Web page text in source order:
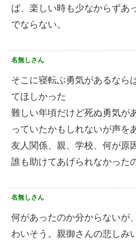
ば、楽しい時も少なからずあ
でならない。
名無しさん
そこに寝転ぶ勇気があるなら
てほしかった
難しい年頃だけど死ぬ勇気が
っていたかもしれないが声を
友人関係、親、学校、何が原
誰も助けてあげられなかった
名無しさん
何があったのか分からないが
わいそう。親御さんの悲しみ